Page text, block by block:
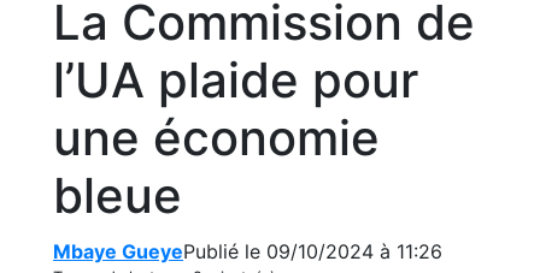
La Commission de
l’UA plaide pour
une économie
bleue
Mbaye GueyePublié le 09/10/2024 à 11:26